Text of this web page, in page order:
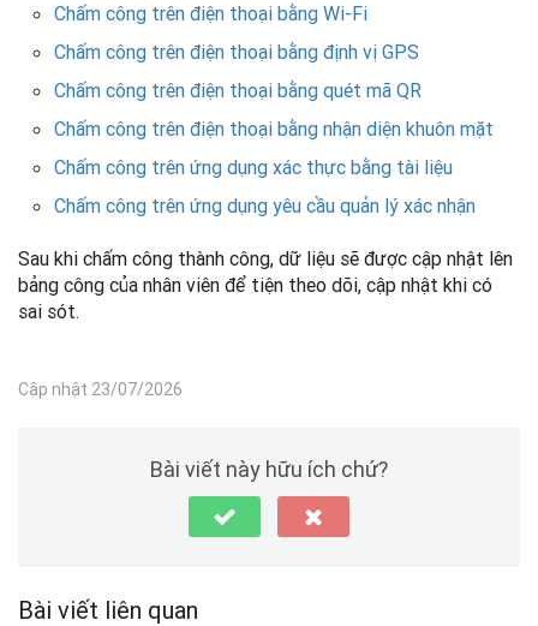
Chấm công trên điện thoại bằng Wi-Fi
Chấm công trên điện thoại bằng định vị GPS
Chấm công trên điện thoại bằng quét mã QR
Chấm công trên điện thoại bằng nhận diện khuôn mặt
Chấm công trên ứng dụng xác thực bằng tài liệu
Chấm công trên ứng dụng yêu cầu quản lý xác nhận
Sau khi chấm công thành công, dữ liệu sẽ được cập nhật lên
bảng công của nhân viên để tiện theo dõi, cập nhật khi có
sai sót.
Cập nhật 23/07/2026
Bài viết này hữu ích chứ?
Bài viết liên quan